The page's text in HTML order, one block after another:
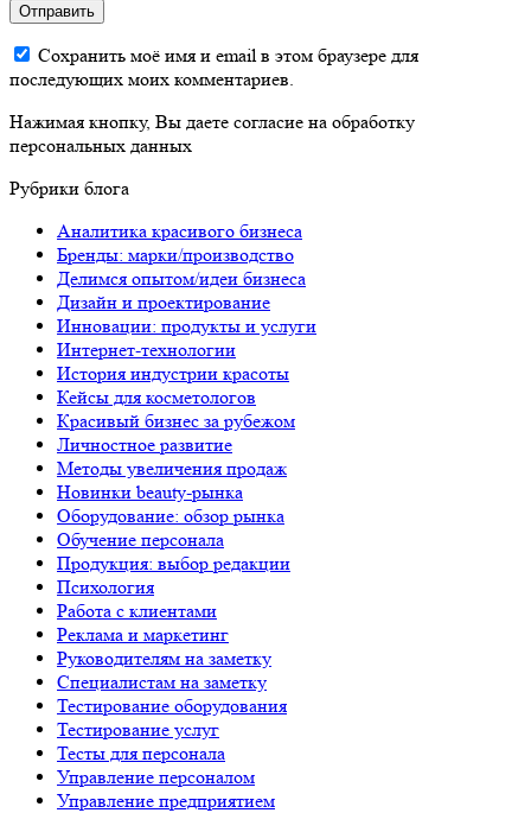
Отправить
Сохранить моё имя и email в этом браузере для
последующих моих комментариев.
Нажимая кнопку, Вы даете согласие на обработку
персональных данных
Рубрики блога
Аналитика красивого бизнеса
Бренды: марки/производство
Делимся опытом/идеи бизнеса
Дизайн и проектирование
Инновации: продукты и услуги
Интернет-технологии
История индустрии красоты
Кейсы для косметологов
Красивый бизнес за рубежом
Личностное развитие
Методы увеличения продаж
Новинки beauty-рынка
Оборудование: обзор рынка
Обучение персонала
Продукция: выбор редакции
Психология
Работа с клиентами
Реклама и маркетинг
Руководителям на заметку
Специалистам на заметку
Тестирование оборудования
Тестирование услуг
Тесты для персонала
Управление персоналом
Управление предприятием